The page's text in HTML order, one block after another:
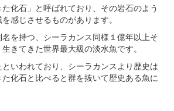
化石」と呼ばれており、その岩石のよう
感じさせるものがあります。
を持つ、シーラカンス同様１億年以上そ
きてきた世界最大級の淡水魚です。
いわれており、シーラカンスより歴史は
化石と比べると群を抜いて歴史ある魚に